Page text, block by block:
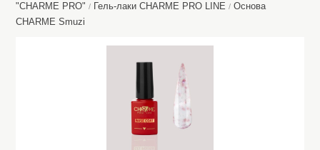
"CHARME PRO" / Гель-лаки CHARME PRO LINE / Основа
CHARME Smuzi